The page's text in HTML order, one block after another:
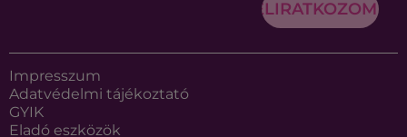
FELIRATKOZOM
Impresszum
Adatvédelmi tájékoztató
GYIK
Eladó eszközök